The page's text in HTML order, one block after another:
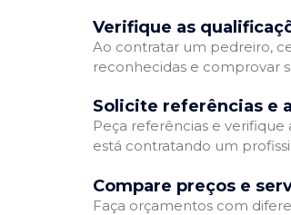
Verifique as
Ao contratar um pedreiro,
reconhecidas e comprovar
Solicite referências e
Peça referências e
está contratando um
Compare preços e
Faça orçamentos com